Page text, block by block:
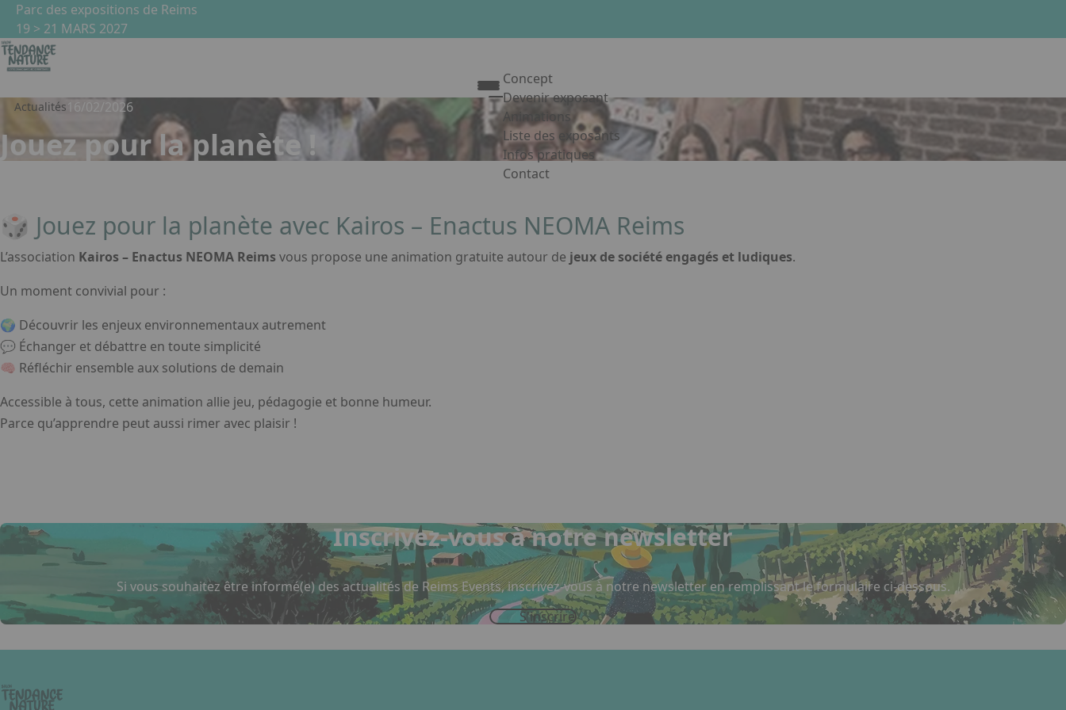
Aller au contenu principal
Parc des expositions de Reims
19 > 21 MARS 2027
Concept
Devenir exposant
Animations
Liste des exposants
Infos pratiques
Contact
Actualités16/02/2026
Jouez pour la planète !
🎲 Jouez pour la planète avec Kairos – Enactus NEOMA Reims
L’association Kairos – Enactus NEOMA Reims vous propose une animation gratuite autour de jeux de société engagés et ludiques.
Un moment convivial pour :
🌍 Découvrir les enjeux environnementaux autrement
💬 Échanger et débattre en toute simplicité
🧠 Réfléchir ensemble aux solutions de demain
Accessible à tous, cette animation allie jeu, pédagogie et bonne humeur.
Parce qu’apprendre peut aussi rimer avec plaisir !
Inscrivez-vous à notre newsletter
Si vous souhaitez être informé(e) des actualités de Reims Events, inscrivez-vous à notre newsletter en remplissant le formulaire ci-dessous.
S'inscrire
Panneau de gestion des cookies